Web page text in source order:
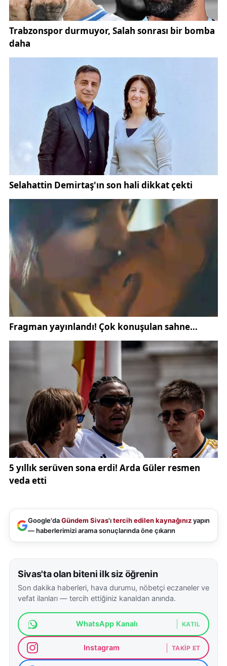
Google'daGündem Sivas'ıtercih edilen kaynağınızyapın
— haberlerimizi arama sonuçlarında öne çıkarın
Sivas'ta olan biteni ilk siz öğrenin
Son dakika haberleri, hava durumu, nöbetçi eczaneler ve
vefat ilanları — tercih ettiğiniz kanaldan anında.
WhatsApp Kanalı KATIL
Instagram TAKIP ET